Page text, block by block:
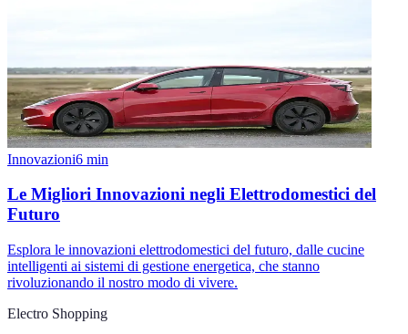
Innovazioni6 min
Le Migliori Innovazioni negli Elettrodomestici del
Futuro
Esplora le innovazioni elettrodomestici del futuro, dalle cucine
intelligenti ai sistemi di gestione energetica, che stanno
rivoluzionando il nostro modo di vivere.
Electro Shopping